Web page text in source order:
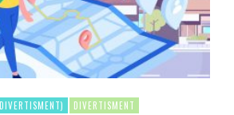
DIVERTISMENT